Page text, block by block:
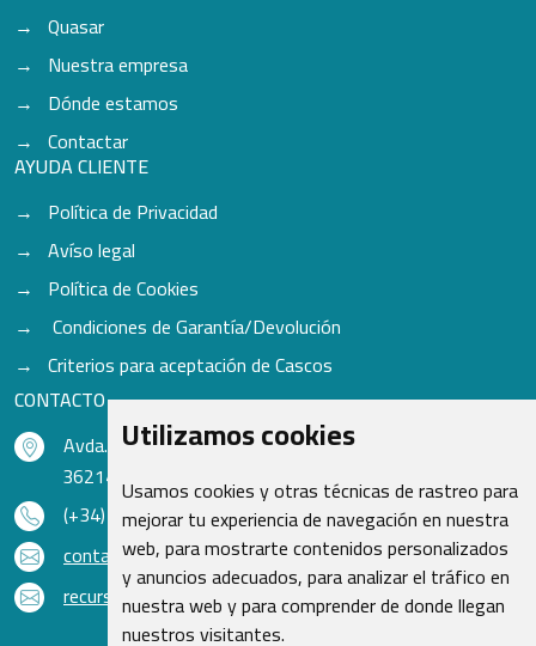
Utilizamos cookies
Usamos cookies y otras técnicas de rastreo para
mejorar tu experiencia de navegación en nuestra
web, para mostrarte contenidos personalizados
y anuncios adecuados, para analizar el tráfico en
nuestra web y para comprender de donde llegan
nuestros visitantes.
Quasar
Nuestra empresa
Dónde estamos
Contactar
AYUDA CLIENTE
Política de Privacidad
Avíso legal
Política de Cookies
Condiciones de Garantía/Devolución
Criterios para aceptación de Cascos
CONTACTO
Avda. do Freixo - Sardoma, 13
36214 Vigo - Pontevedra - España
(+34) 986 48 16 33
contacto@qsr.es
recursoshumanos@qsr.es